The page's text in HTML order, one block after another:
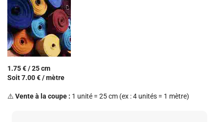
1.75 € / 25 cm
Soit 7.00 € / mètre
⚠️ Vente à la coupe : 1 unité = 25 cm (ex : 4 unités = 1 mètre)